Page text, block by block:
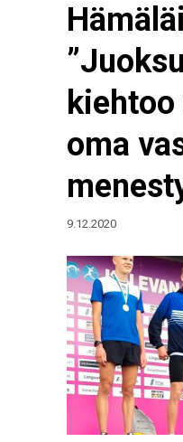
oma
9.12.2020